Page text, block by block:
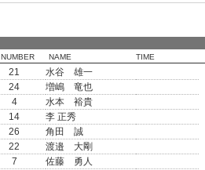
NUMBER NAME TIME
21
水谷 雄一
24
増嶋 竜也
4
水本 裕貴
14
李 正秀
26
角田 誠
22
渡邉 大剛
7
佐藤 勇人